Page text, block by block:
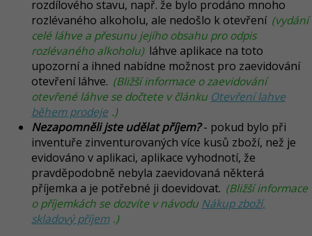
rozdílového stavu, např. že bylo prodáno mnoho
rozlévaného alkoholu, ale nedošlo k otevření (vydání
celé láhve a přesunu jejího obsahu pro odpis
rozlévaného alkoholu) láhve aplikace na toto
upozorní a ihned nabídne možnost pro zaevidování
otevření láhve. (Bližší informace o zaevidování
otevřené láhve se dočtete v článku Otevření lahve
během prodeje .)
Nezapomněli jste udělat příjem?- pokud bylo při
inventuře zinventurovaných více kusů zboží, než je
evidováno v aplikaci, aplikace vyhodnotí, že
pravděpodobně nebyla zaevidovaná některá
příjemka a je potřebné ji doevidovat. (Bližší informace
o příjemkách se dozvíte v návodu Nákup zboží,
skladový příjem .)